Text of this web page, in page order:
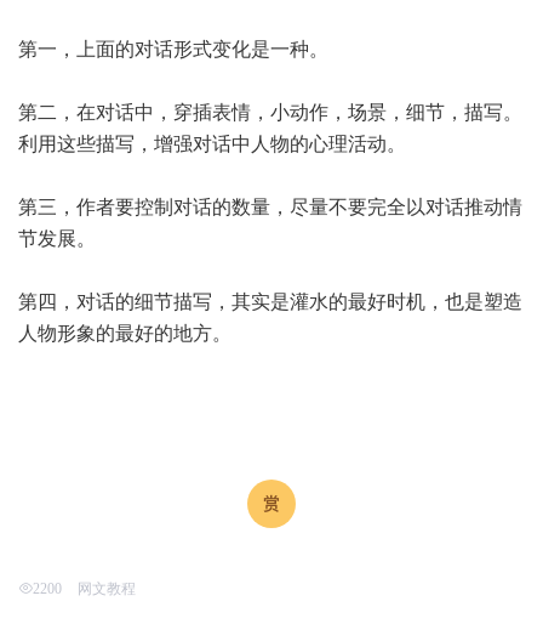
第一，上面的对话形式变化是一种。
第二，在对话中，穿插表情，小动作，场景，细节，描写。
利用这些描写，增强对话中人物的心理活动。
第三，作者要控制对话的数量，尽量不要完全以对话推动情
节发展。
第四，对话的细节描写，其实是灌水的最好时机，也是塑造
人物形象的最好的地方。
2200 网文教程